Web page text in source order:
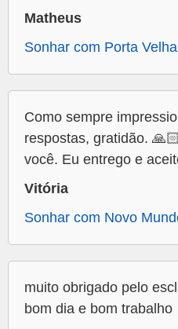
Matheus
Sonhar com Porta
Como sempre
respostas, gratidão.
você. Eu entrego e
Vitória
Sonhar com Novo
muito obrigado pelo
bom dia e bom trabalho